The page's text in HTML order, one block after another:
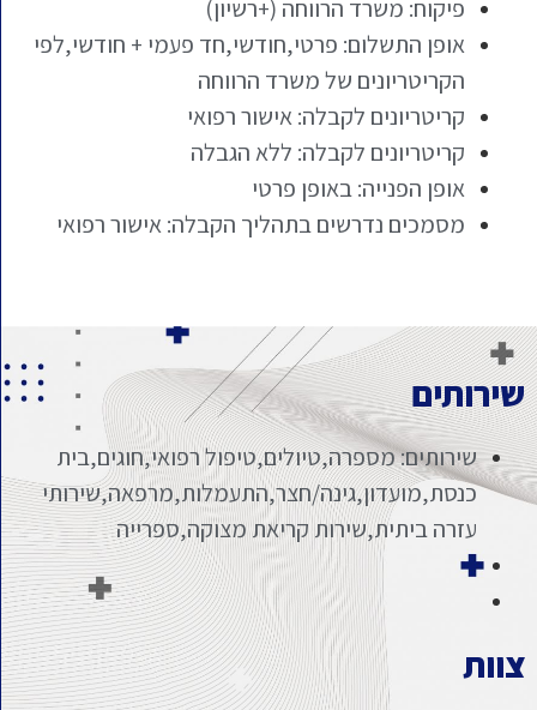
פיקוח: משרד הרווחה (+רשיון)
אופן התשלום: פרטי,חודשי,חד פעמי + חודשי,לפי
הקריטריונים של משרד הרווחה
קריטריונים לקבלה: אישור רפואי
קריטריונים לקבלה: ללא הגבלה
אופן הפנייה: באופן פרטי
מסמכים נדרשים בתהליך הקבלה: אישור רפואי
שירותים
שירותים: מספרה,טיולים,טיפול רפואי,חוגים,בית
כנסת,מועדון,גינה/חצר,התעמלות,מרפאה,שירותי
עזרה ביתית,שירות קריאת מצוקה,ספרייה
צוות